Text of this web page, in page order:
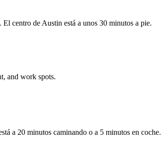
centro de Austin está a unos 30 minutos a pie.
and work spots.
a 20 minutos caminando o a 5 minutos en coche.